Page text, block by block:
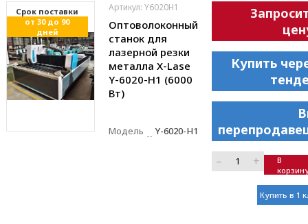
Cрок поставки
от 30 до 90
дней
Артикул: Y6020H1
Оптоволоконный
станок для
лазерной резки
металла X-Lase
Y-6020-H1 (6000
Вт)
Модель Y-6020-H1
Купить
– +
В
Купить в 1